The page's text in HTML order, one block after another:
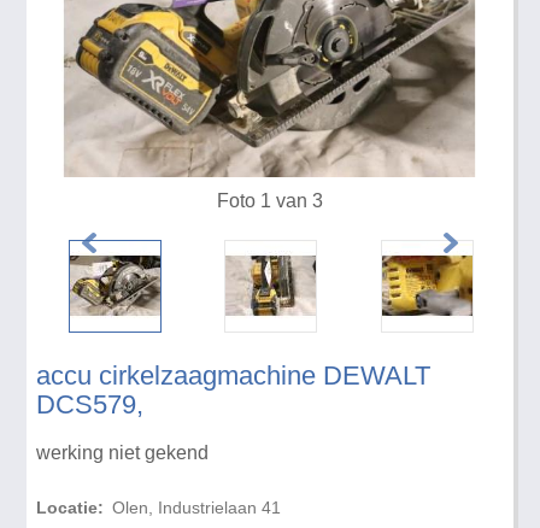
accu cirkelzaagmachine DEWALT
DCS579,
werking niet gekend
Locatie: Olen, Industrielaan 41
Foto 1 van 3